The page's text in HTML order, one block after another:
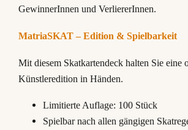
GewinnerInnen und VerliererInnen.
MatriaSKAT – Edition & Spielbarkeit
Mit diesem Skatkartendeck halten Sie eine
Künstleredition in Händen.
Limitierte Auflage: 100 Stück
Spielbar nach allen gängigen